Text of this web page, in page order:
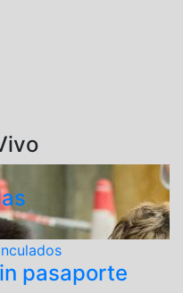
pasaporte